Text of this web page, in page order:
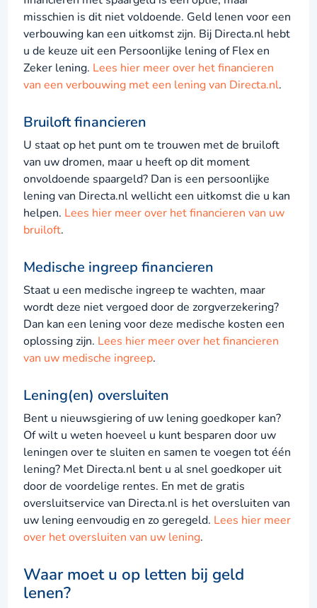
misschien is dit niet voldoende. Geld lenen voor een
verbouwing kan een uitkomst zijn. Bij Directa.nl hebt
u de keuze uit een Persoonlijke lening of Flex en
Zeker lening. Lees hier meer over het financieren
van een verbouwing met een lening van Directa.nl.
Bruiloft financieren
U staat op het punt om te trouwen met de bruiloft
van uw dromen, maar u heeft op dit moment
onvoldoende spaargeld? Dan is een persoonlijke
lening van Directa.nl wellicht een uitkomst die u kan
helpen. Lees hier meer over het financieren van uw
bruiloft.
Medische ingreep financieren
Staat u een medische ingreep te wachten, maar
wordt deze niet vergoed door de zorgverzekering?
Dan kan een lening voor deze medische kosten een
oplossing zijn. Lees hier meer over het financieren
van uw medische ingreep.
Lening(en) oversluiten
Bent u nieuwsgiering of uw lening goedkoper kan?
Of wilt u weten hoeveel u kunt besparen door uw
leningen over te sluiten en samen te voegen tot één
lening? Met Directa.nl bent u al snel goedkoper uit
door de voordelige rentes. En met de gratis
oversluitservice van Directa.nl is het oversluiten van
uw lening eenvoudig en zo geregeld. Lees hier meer
over het oversluiten van uw lening.
Waar moet u op letten bij geld
lenen?